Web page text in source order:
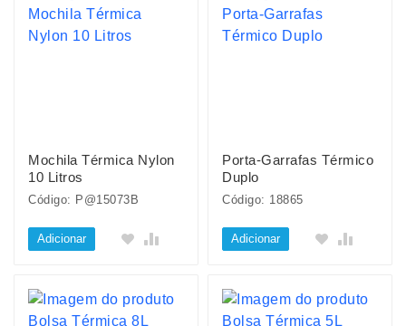
Mochila Térmica Nylon
10 Litros
Código: P@15073B
Adicionar
Porta-Garrafas Térmico
Duplo
Código: 18865
Adicionar